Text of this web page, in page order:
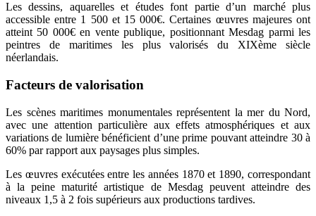
Les dessins, aquarelles et études font partie d’un marché plus
accessible entre 1 500 et 15 000€. Certaines œuvres majeures ont
atteint 50 000€ en vente publique, positionnant Mesdag parmi les
peintres de maritimes les plus valorisés du XIXème siècle
néerlandais.
Facteurs de valorisation
Les scènes maritimes monumentales représentent la mer du Nord,
avec une attention particulière aux effets atmosphériques et aux
variations de lumière bénéficient d’une prime pouvant atteindre 30 à
60% par rapport aux paysages plus simples.
Les œuvres exécutées entre les années 1870 et 1890, correspondant
à la peine maturité artistique de Mesdag peuvent atteindre des
niveaux 1,5 à 2 fois supérieurs aux productions tardives.